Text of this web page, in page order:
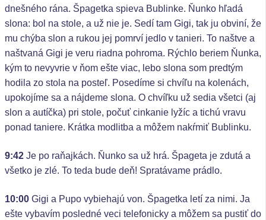
dnešného rána. Špagetka spieva Bublinke. Ňunko hľadá
slona: bol na stole, a už nie je. Sedí tam Gigi, tak ju obviní, že
mu chýba slon a rukou jej pomrví jedlo v tanieri. To naštve a
naštvaná Gigi je veru riadna pohroma. Rýchlo beriem Ňunka,
kým to nevyvrie v ňom ešte viac, lebo slona som predtým
hodila zo stola na posteľ. Posedíme si chvíľu na kolenách,
upokojíme sa a nájdeme slona. O chvíľku už sedia všetci (aj
slon a autíčka) pri stole, počuť cinkanie lyžíc a tichú vravu
ponad taniere. Krátka modlitba a môžem nakŕmiť Bublinku.
9:42 Je po raňajkách. Ňunko sa už hrá. Špageta je zdutá a
všetko je zlé. To teda bude deň! Spratávame prádlo.
10:00 Gigi a Pupo vybiehajú von. Špagetka letí za nimi. Ja
ešte vybavím posledné veci telefonicky a môžem sa pustiť do